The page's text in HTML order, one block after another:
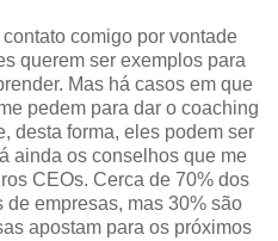
comigo por vontade
querem ser exemplos para
Mas há casos em que
pedem para dar o coaching
desta forma, eles podem ser
ainda os conselhos que me
CEOs. Cerca de 70% dos
empresas, mas 30% são
apostam para os próximos